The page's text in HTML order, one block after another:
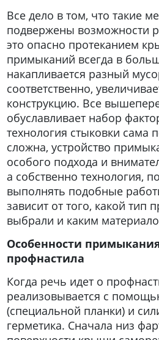
Все дело в том, что такие
подвержены возможности
это опасно протеканием
примыканий всегда в
накапливается разный
соответственно,
конструкцию. Все
обуславливает набор
технология стыковки сама
сложна, устройство
особого подхода и
а собственно технология,
выполнять подобные
зависит от того, какой тип
выбрали и каким
Особенности
профнастила
Когда речь идет о
реализовывается с
(специальной планки) и
герметика. Сначала низ